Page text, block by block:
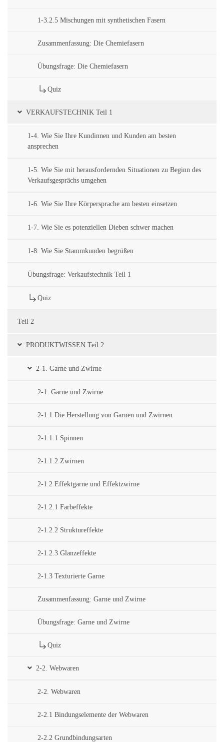
1-3.2.5 Mischungen mit synthetischen Fasern
Zusammenfassung: Die Chemiefasern
Übungsfrage: Die Chemiefasern
Quiz
VERKAUFSTECHNIK Teil 1
1-4. Wie Sie Ihre Kundinnen und Kunden am besten
ansprechen
1-5. Wie Sie mit herausfordernden Situationen zu Beginn des
Verkaufsgesprächs umgehen
1-6. Wie Sie Ihre Körpersprache am besten einsetzen
1-7. Wie Sie es potenziellen Dieben schwer machen
1-8. Wie Sie Stammkunden begrüßen
Übungsfrage: Verkaufstechnik Teil 1
Quiz
Teil 2
PRODUKTWISSEN Teil 2
2-1. Garne und Zwirne
2-1. Garne und Zwirne
2-1.1 Die Herstellung von Garnen und Zwirnen
2-1.1.1 Spinnen
2-1.1.2 Zwirnen
2-1.2 Effektgarne und Effektzwirne
2-1.2.1 Farbeffekte
2-1.2.2 Struktureffekte
2-1.2.3 Glanzeffekte
2-1.3 Texturierte Garne
Zusammenfassung: Garne und Zwirne
Übungsfrage: Garne und Zwirne
Quiz
2-2. Webwaren
2-2. Webwaren
2-2.1 Bindungselemente der Webwaren
2-2.2 Grundbindungsarten